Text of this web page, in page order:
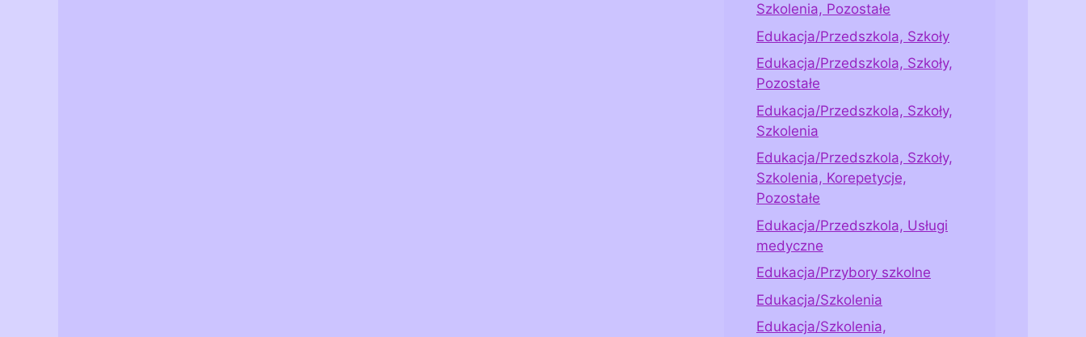
Szkolenia, Pozostałe
Edukacja/Przedszkola, Szkoły
Edukacja/Przedszkola, Szkoły,
Pozostałe
Edukacja/Przedszkola, Szkoły,
Szkolenia
Edukacja/Przedszkola, Szkoły,
Szkolenia, Korepetycje,
Pozostałe
Edukacja/Przedszkola, Usługi
medyczne
Edukacja/Przybory szkolne
Edukacja/Szkolenia
Edukacja/Szkolenia,